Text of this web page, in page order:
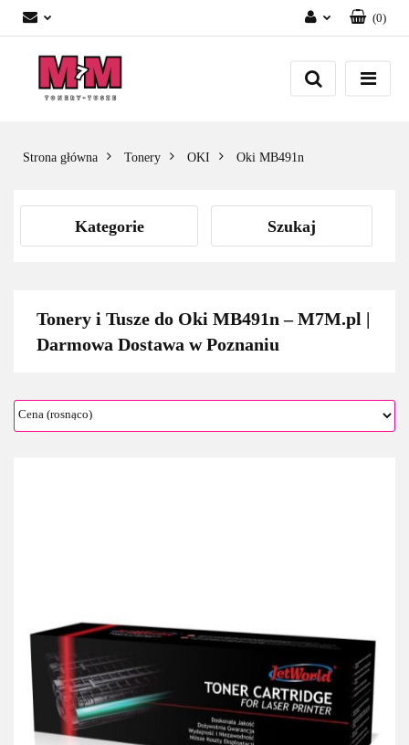
Zaloguj się
Załóż konto
(0)
Strona główna Tonery OKI Oki MB491n
Kategorie Szukaj
Tonery i Tusze do Oki MB491n – M7M.pl |
Darmowa Dostawa w Poznaniu